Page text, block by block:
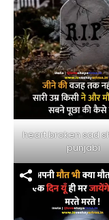
heart broken sad
punjabi